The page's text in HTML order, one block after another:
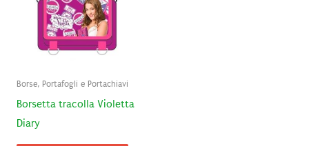
Borse, Portafogli e Portachiavi
Borsetta tracolla Violetta
Diary